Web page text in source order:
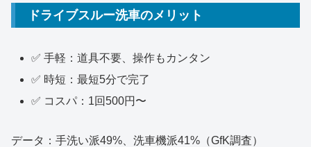
ドライブスルー洗車のメリット
✅ 手軽：道具不要、操作もカンタン
✅ 時短：最短5分で完了
✅ コスパ：1回500円〜
データ：手洗い派49%、洗車機派41%（GfK調査）